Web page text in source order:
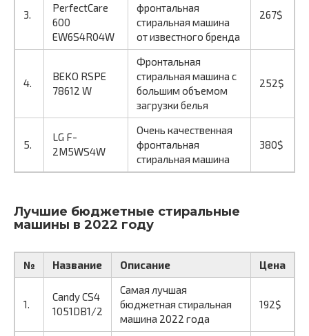
3.
PerfectCare
600
EW6S4R04W
фронтальная
стиральная машина
от известного бренда
267$
4.
BEKO RSPE
78612 W
Фронтальная
стиральная машина с
большим объемом
загрузки белья
252$
5.
LG F-
2M5WS4W
Очень качественная
фронтальная
стиральная машина
380$
Лучшие бюджетные стиральные
машины в 2022 году
№ Название Описание Цена
1.
Candy CS4
1051DB1/2
Самая лучшая
бюджетная стиральная
машина 2022 года
192$